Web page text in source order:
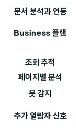
문서 분석과 연동
Business 플랜
조회 추적
페이지별 분석
봇 감지
추가 열람자 신호